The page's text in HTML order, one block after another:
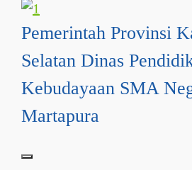
Pemerintah Provinsi
Selatan Dinas
Kebudayaan SMA
Martapura